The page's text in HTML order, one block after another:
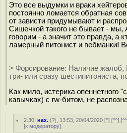
Это все выдумки и враки
постоянно ломается обратная
от зависти придумывают и
Сишечкой такого не бывает - мы,
говорим - а значит это правда, а
ламерный питонист и вебманки!
> Форсирование: Наличие жалоб,
три- или сразу шестипитониста,
Как мило, истерика опеннетного
кавычках) с rw-битом, не
2.30 ,нах. (?), 13:53, 20/04/2020 [^] [^^] [
[к модератору]